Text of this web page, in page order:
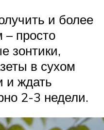
и более
просто
зонтики,
в сухом
и ждать
2-3 недели.